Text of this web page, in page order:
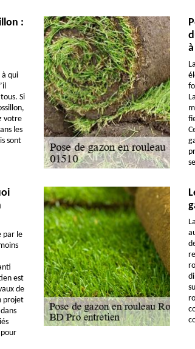
:
à qui
Si
votre
les
sont
par le
est
de
projet